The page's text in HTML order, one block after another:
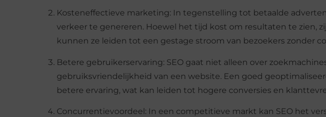
Kosteneffectieve marketing: In tegenstelling tot betaalde
verkeer te genereren. Hoewel het tijd kost om resultaten te zien,
kunnen ze leiden tot een gestage stroom van bezoekers zonder
Betere gebruikerservaring: SEO gaat niet alleen over
gebruiksvriendelijkheid van een website. Een goed
betere ervaring, wat kan leiden tot hogere conversies en
Concurrentievoordeel: In een competitieve markt kan SEO het